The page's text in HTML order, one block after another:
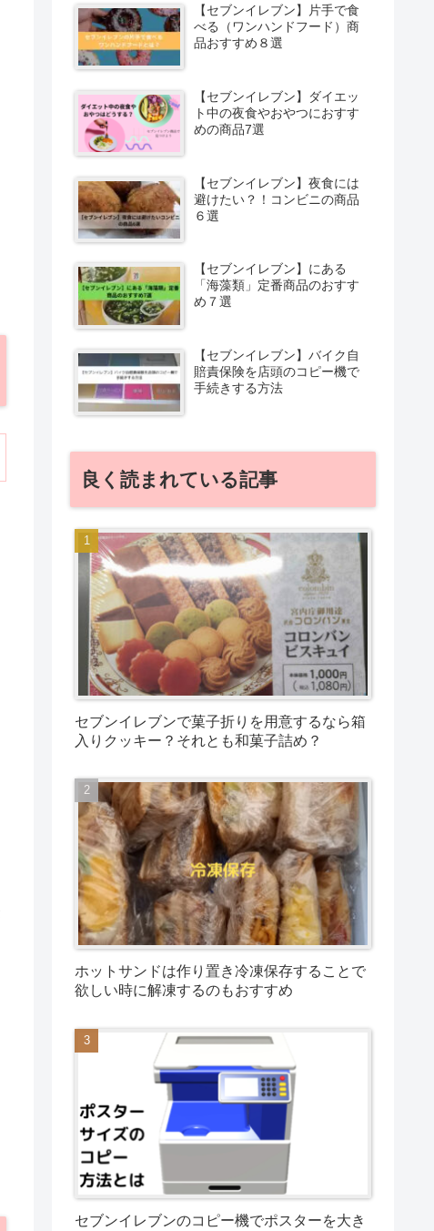
【セブンイレブン】片手で食
べる（ワンハンドフード）商
品おすすめ８選
【セブンイレブン】ダイエッ
ト中の夜食やおやつにおすす
めの商品7選
【セブンイレブン】夜食には
避けたい？！コンビニの商品
６選
【セブンイレブン】にある
「海藻類」定番商品のおすす
め７選
【セブンイレブン】バイク自
賠責保険を店頭のコピー機で
手続きする方法
良く読まれている記事
セブンイレブンで菓子折りを用意するなら箱
入りクッキー？それとも和菓子詰め？
ホットサンドは作り置き冷凍保存することで
欲しい時に解凍するのもおすすめ
セブンイレブンのコピー機でポスターを大き